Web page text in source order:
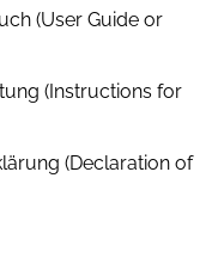
(User Guide or
(Instructions for
(Declaration of